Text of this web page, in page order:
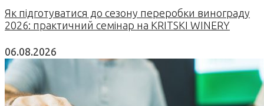
Як підготуватися до сезону переробки винограду
2026: практичний семінар на KRITSKI WINERY
06.08.2026